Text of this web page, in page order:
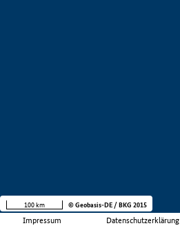
Impressum Datenschutzerklärung
100 km © Geobasis-DE / BKG 2015